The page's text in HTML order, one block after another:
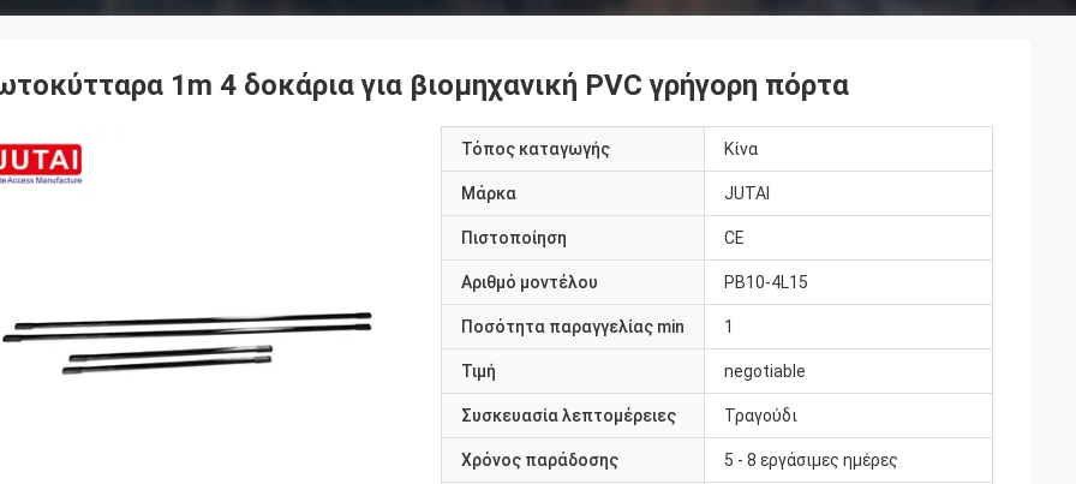
1m 4 δοκάρια για βιομηχανική PVC γρήγορη πόρτα
Τόπος καταγωγής Κίνα
Μάρκα JUTAI
Πιστοποίηση CE
Αριθμό μοντέλου PB10-4L15
Ποσότητα παραγγελίας min 1
Τιμή negotiable
Συσκευασία λεπτομέρειες Τραγούδι
Χρόνος παράδοσης 5 - 8 εργάσιμες ημέρες